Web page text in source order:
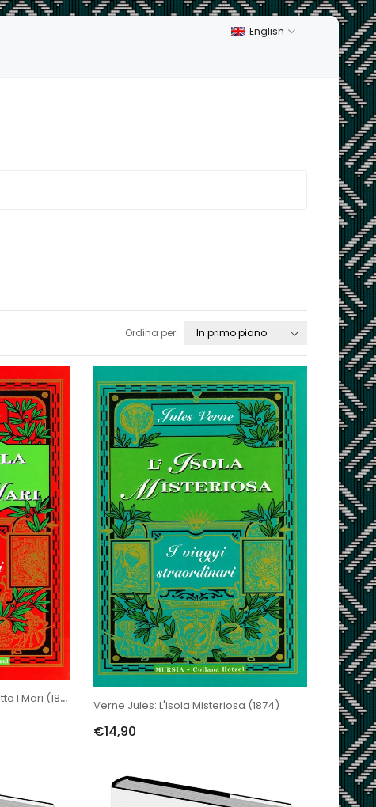
English
Ordina per:
Verne J.: Ventimila Leghe Sotto I Mari (1870) Verne Jules: L'isola Misteriosa (1874)
€14,90